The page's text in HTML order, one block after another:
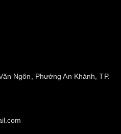
Ngôn, Phường An Khánh, TP.